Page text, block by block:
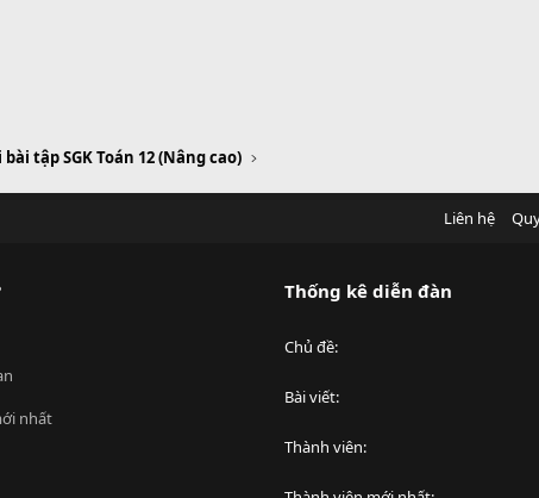
bài tập SGK Toán 12 (Nâng cao)
Liên hệ
nhất
Thống kê diễn đàn
Chủ đề
Bài viết
Thành viên